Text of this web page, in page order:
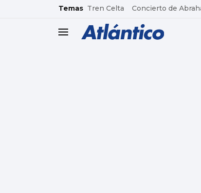
common.go-to-content
Temas Tren Celta Concierto de
header.menu.open